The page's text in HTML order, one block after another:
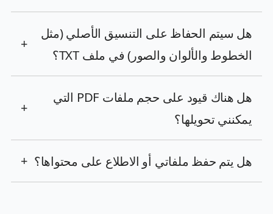
هل سيتم الحفاظ على التنسيق الأصلي (مثل
الخطوط والألوان والصور) في ملف TXT؟
+
هل هناك قيود على حجم ملفات PDF التي
يمكنني تحويلها؟
+
هل يتم حفظ ملفاتي أو الاطلاع على محتواها؟ +